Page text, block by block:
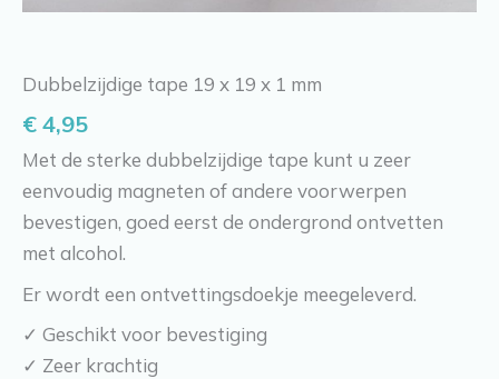
Dubbelzijdige tape 19 x 19 x 1 mm
€ 4,95
Met de sterke dubbelzijdige tape kunt u zeer
eenvoudig magneten of andere voorwerpen
bevestigen, goed eerst de ondergrond ontvetten
met alcohol.
Er wordt een ontvettingsdoekje meegeleverd.
✓ Geschikt voor bevestiging
✓ Zeer krachtig